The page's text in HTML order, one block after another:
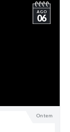
Ontem
AGO
06